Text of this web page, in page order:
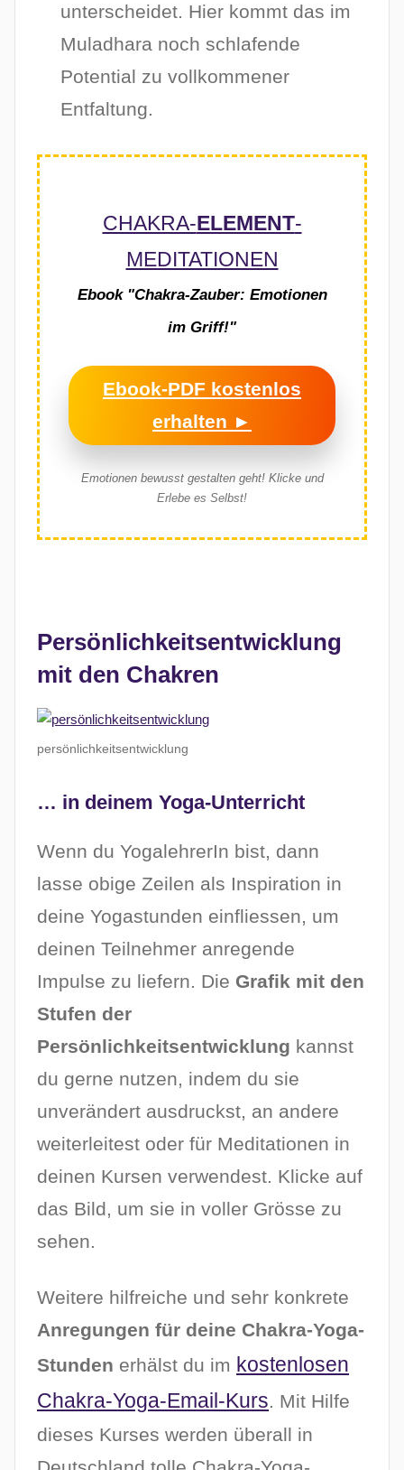
unterscheidet. Hier kommt das im
Muladhara noch schlafende
Potential zu vollkommener
Entfaltung.
CHAKRA-ELEMENT-
MEDITATIONEN
Ebook "Chakra-Zauber: Emotionen
im Griff!"
Ebook-PDF kostenlos
erhalten ►
Emotionen bewusst gestalten geht! Klicke und
Erlebe es Selbst!
Persönlichkeitsentwicklung
mit den Chakren
persönlichkeitsentwicklung
… in deinem Yoga-Unterricht
Wenn du YogalehrerIn bist, dann
lasse obige Zeilen als Inspiration in
deine Yogastunden einfliessen, um
deinen Teilnehmer anregende
Impulse zu liefern. Die Grafik mit den
Stufen der
Persönlichkeitsentwicklung kannst
du gerne nutzen, indem du sie
unverändert ausdruckst, an andere
weiterleitest oder für Meditationen in
deinen Kursen verwendest. Klicke auf
das Bild, um sie in voller Grösse zu
sehen.
Weitere hilfreiche und sehr konkrete
Anregungen für deine Chakra-Yoga-
Stunden erhälst du im kostenlosen
Chakra-Yoga-Email-Kurs. Mit Hilfe
dieses Kurses werden überall in